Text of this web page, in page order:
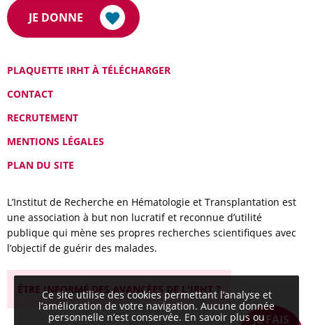
JE FAIS
JE DONNE
PLAQUETTE IRHT À TÉLÉCHARGER
CONTACT
RECRUTEMENT
MENTIONS LÉGALES
PLAN DU SITE
L’Institut de Recherche en Hématologie et Transplantation est
une association à but non lucratif et reconnue d’utilité
publique qui mène ses propres recherches scientifiques avec
l’objectif de guérir des malades.
ÊTRE INFORMÉ DES AVANCÉES DE L'IRHT ?
Ce site utilise des cookies permettant l’analyse et
l’amélioration de votre navigation. Aucune donnée
personnelle n’est conservée. En savoir plus ou